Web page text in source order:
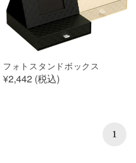
フォトスタンドボックス
¥2,442 (税込)
1